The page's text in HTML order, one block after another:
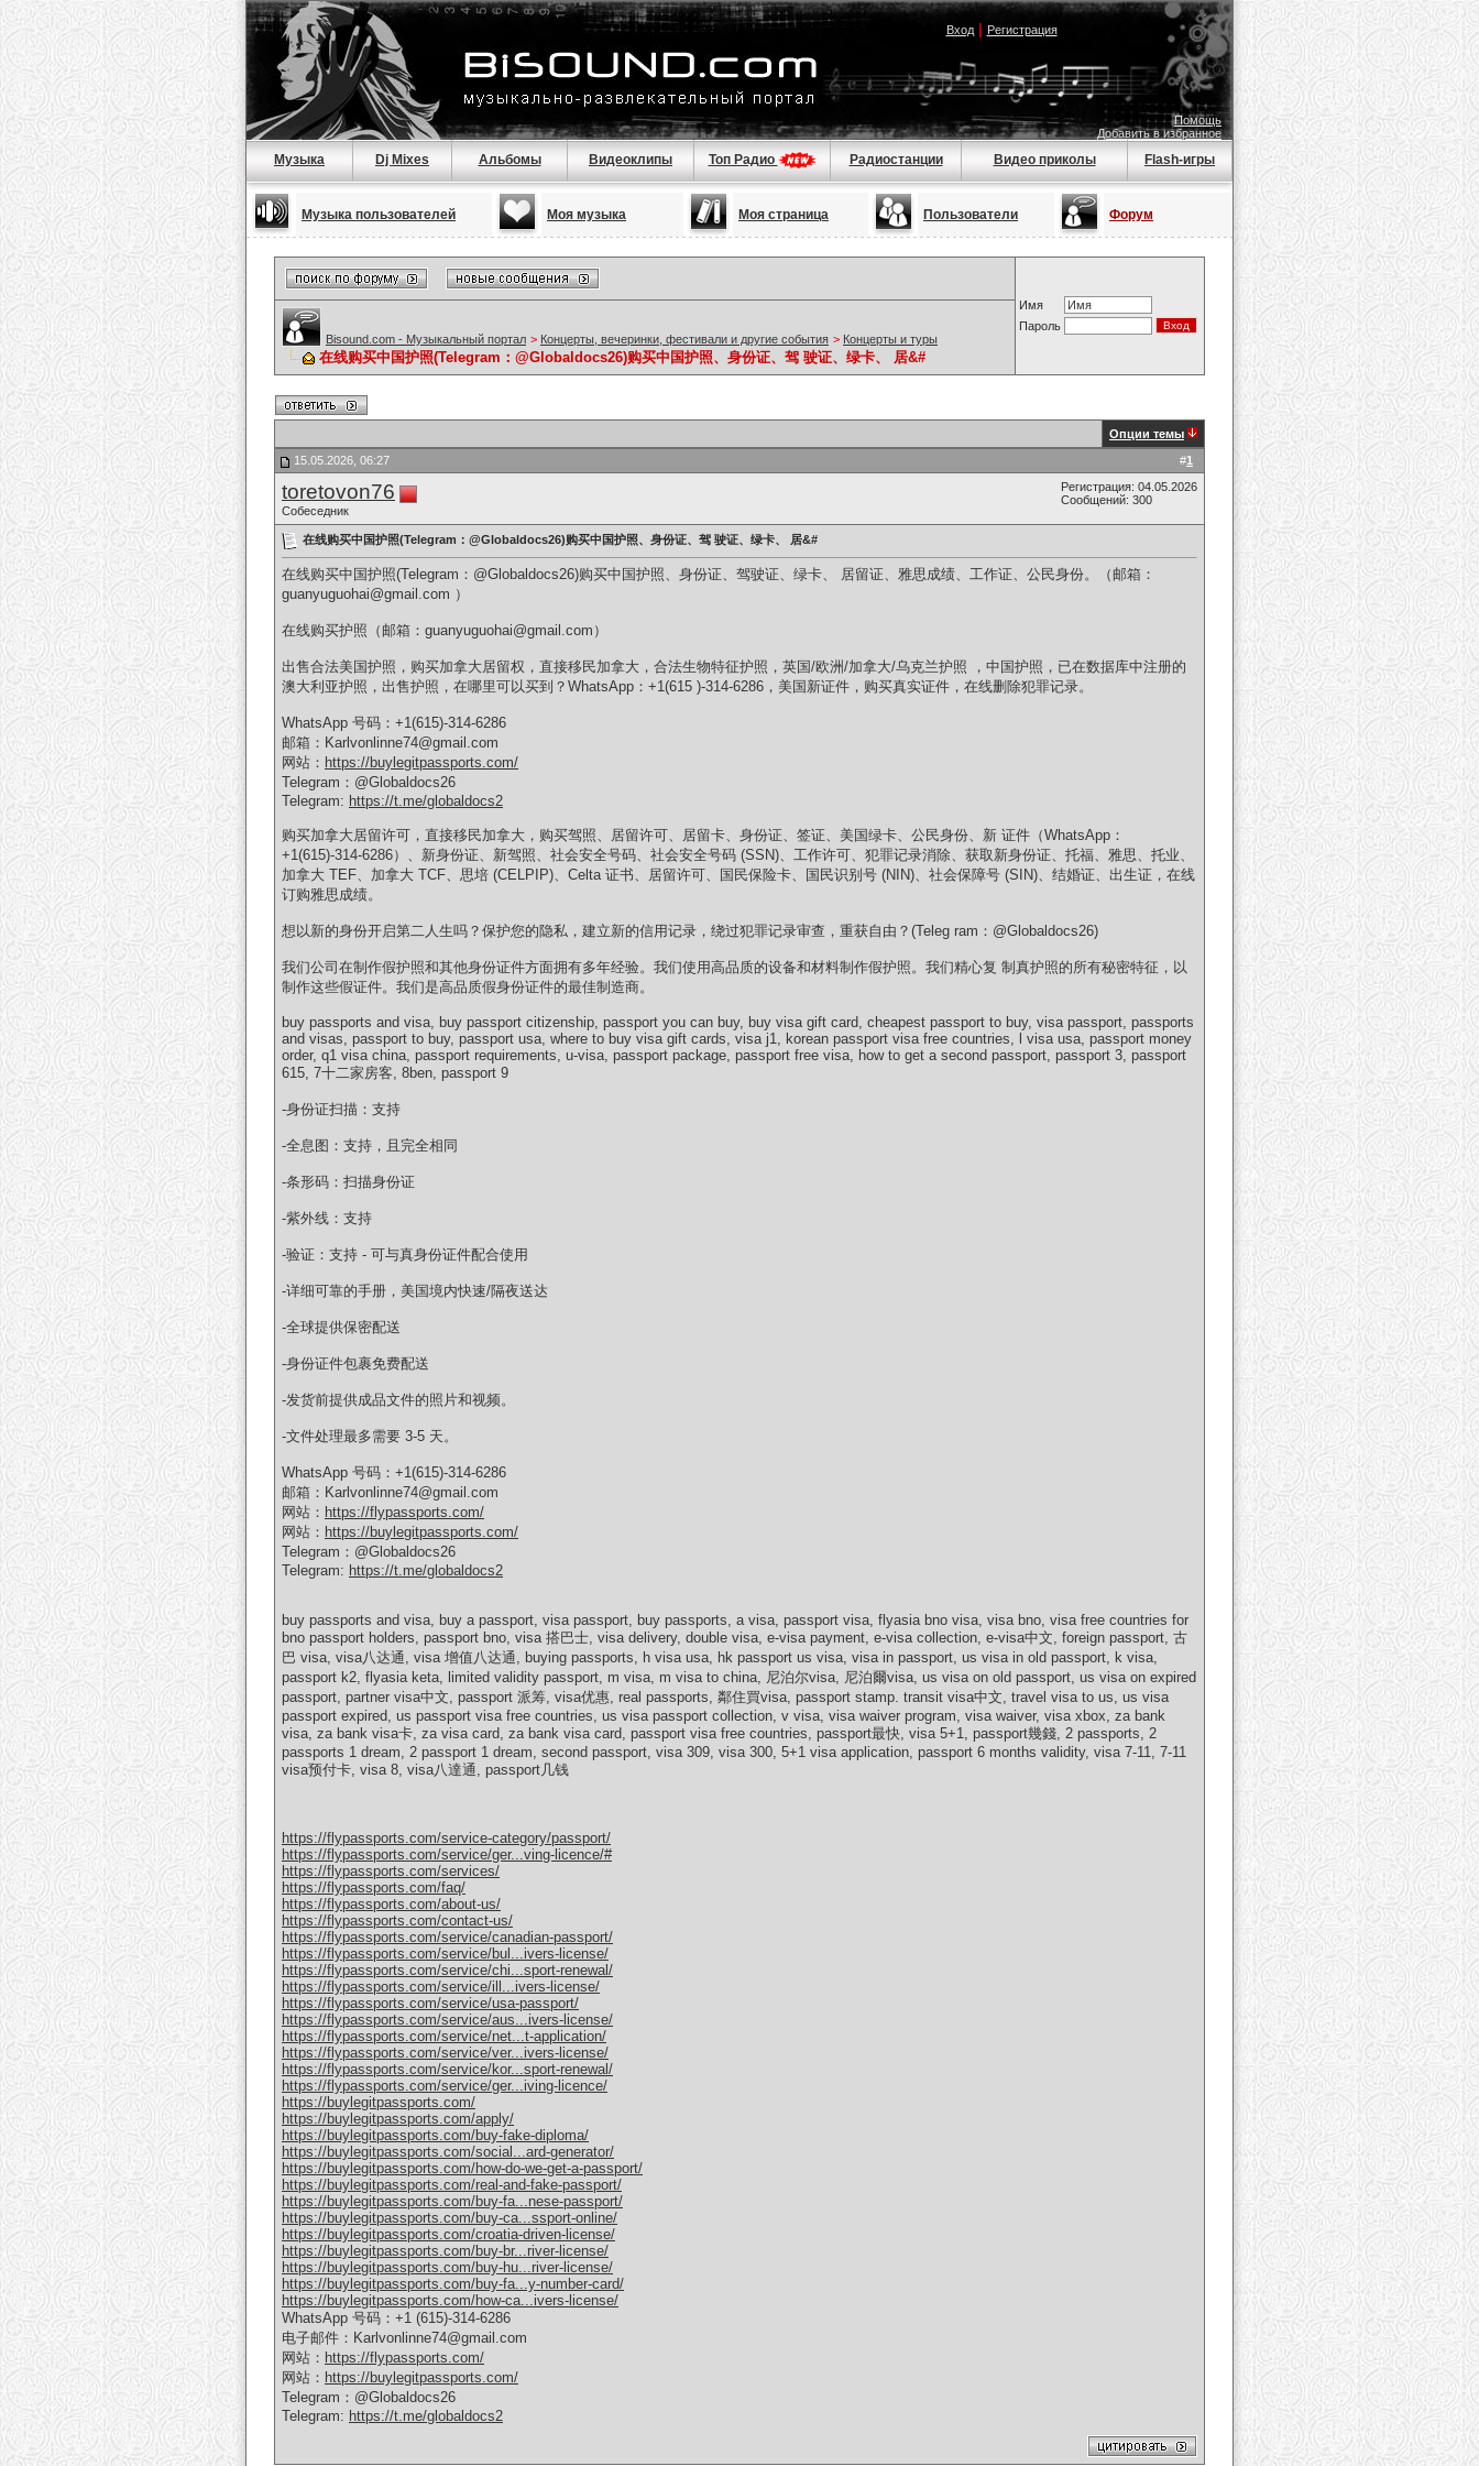
Вход| Регистрация
Помощь
Добавить в избранное
Музыка Dj Mixes Альбомы Видеоклипы Топ Радио Радиостанции Видео приколы Flash-игры
Музыка пользователей Моя музыка Моя страница Пользователи Форум
Имя
Пароль
Bisound.com - Музыкальный портал > Концерты, вечеринки, фестивали и другие события > Концерты и туры
在线购买中国护照(Telegram：@Globaldocs26)购买中国护照、身份证、驾 驶证、绿卡、 居&#
Опции темы
#1
15.05.2026, 06:27
toretovon76
Собеседник
Регистрация: 04.05.2026
Сообщений: 300
在线购买中国护照(Telegram：@Globaldocs26)购买中国护照、身份证、驾 驶证、绿卡、 居&#
在线购买中国护照(Telegram：@Globaldocs26)购买中国护照、身份证、驾驶证、绿卡、 居留证、雅思成绩、工作证、公民身份。（邮箱：
guanyuguohai@gmail.com ）
在线购买护照（邮箱：guanyuguohai@gmail.com）
出售合法美国护照，购买加拿大居留权，直接移民加拿大，合法生物特征护照，英国/欧洲/加拿大/乌克兰护照 ，中国护照，已在数据库中注册的
澳大利亚护照，出售护照，在哪里可以买到？WhatsApp：+1(615 )-314-6286，美国新证件，购买真实证件，在线删除犯罪记录。
WhatsApp 号码：+1(615)-314-6286
邮箱：Karlvonlinne74@gmail.com
网站： https://buylegitpassports.com/
Telegram：@Globaldocs26
Telegram: https://t.me/globaldocs2
购买加拿大居留许可，直接移民加拿大，购买驾照、居留许可、居留卡、身份证、签证、美国绿卡、公民身份、新 证件（WhatsApp：
+1(615)-314-6286）、新身份证、新驾照、社会安全号码、社会安全号码 (SSN)、工作许可、犯罪记录消除、获取新身份证、托福、雅思、托业、
加拿大 TEF、加拿大 TCF、思培 (CELPIP)、Celta 证书、居留许可、国民保险卡、国民识别号 (NIN)、社会保障号 (SIN)、结婚证、出生证，在线
订购雅思成绩。
想以新的身份开启第二人生吗？保护您的隐私，建立新的信用记录，绕过犯罪记录审查，重获自由？(Teleg ram：@Globaldocs26)
我们公司在制作假护照和其他身份证件方面拥有多年经验。我们使用高品质的设备和材料制作假护照。我们精心复 制真护照的所有秘密特征，以
制作这些假证件。我们是高品质假身份证件的最佳制造商。
buy passports and visa, buy passport citizenship, passport you can buy, buy visa gift card, cheapest passport to buy, visa passport, passports
and visas, passport to buy, passport usa, where to buy visa gift cards, visa j1, korean passport visa free countries, l visa usa, passport money
order, q1 visa china, passport requirements, u-visa, passport package, passport free visa, how to get a second passport, passport 3, passport
615, 7十二家房客, 8ben, passport 9
-身份证扫描：支持
-全息图：支持，且完全相同
-条形码：扫描身份证
-紫外线：支持
-验证：支持 - 可与真身份证件配合使用
-详细可靠的手册，美国境内快速/隔夜送达
-全球提供保密配送
-身份证件包裹免费配送
-发货前提供成品文件的照片和视频。
-文件处理最多需要 3-5 天。
WhatsApp 号码：+1(615)-314-6286
邮箱：Karlvonlinne74@gmail.com
网站： https://flypassports.com/
网站： https://buylegitpassports.com/
Telegram：@Globaldocs26
Telegram: https://t.me/globaldocs2
buy passports and visa, buy a passport, visa passport, buy passports, a visa, passport visa, flyasia bno visa, visa bno, visa free countries for
bno passport holders, passport bno, visa 搭巴士, visa delivery, double visa, e-visa payment, e-visa collection, e-visa中文, foreign passport, 古
巴 visa, visa八达通, visa 增值八达通, buying passports, h visa usa, hk passport us visa, visa in passport, us visa in old passport, k visa,
passport k2, flyasia keta, limited validity passport, m visa, m visa to china, 尼泊尔visa, 尼泊爾visa, us visa on old passport, us visa on expired
passport, partner visa中文, passport 派筹, visa优惠, real passports, 鄰住買visa, passport stamp. transit visa中文, travel visa to us, us visa
passport expired, us passport visa free countries, us visa passport collection, v visa, visa waiver program, visa waiver, visa xbox, za bank
visa, za bank visa卡, za visa card, za bank visa card, passport visa free countries, passport最快, visa 5+1, passport幾錢, 2 passports, 2
passports 1 dream, 2 passport 1 dream, second passport, visa 309, visa 300, 5+1 visa application, passport 6 months validity, visa 7-11, 7-11
visa预付卡, visa 8, visa八達通, passport几钱
https://flypassports.com/service-category/passport/
https://flypassports.com/service/ger...ving-licence/#
https://flypassports.com/services/
https://flypassports.com/faq/
https://flypassports.com/about-us/
https://flypassports.com/contact-us/
https://flypassports.com/service/canadian-passport/
https://flypassports.com/service/bul...ivers-license/
https://flypassports.com/service/chi...sport-renewal/
https://flypassports.com/service/ill...ivers-license/
https://flypassports.com/service/usa-passport/
https://flypassports.com/service/aus...ivers-license/
https://flypassports.com/service/net...t-application/
https://flypassports.com/service/ver...ivers-license/
https://flypassports.com/service/kor...sport-renewal/
https://flypassports.com/service/ger...iving-licence/
https://buylegitpassports.com/
https://buylegitpassports.com/apply/
https://buylegitpassports.com/buy-fake-diploma/
https://buylegitpassports.com/social...ard-generator/
https://buylegitpassports.com/how-do-we-get-a-passport/
https://buylegitpassports.com/real-and-fake-passport/
https://buylegitpassports.com/buy-fa...nese-passport/
https://buylegitpassports.com/buy-ca...ssport-online/
https://buylegitpassports.com/croatia-driven-license/
https://buylegitpassports.com/buy-br...river-license/
https://buylegitpassports.com/buy-hu...river-license/
https://buylegitpassports.com/buy-fa...y-number-card/
https://buylegitpassports.com/how-ca...ivers-license/
WhatsApp 号码：+1 (615)-314-6286
电子邮件：Karlvonlinne74@gmail.com
网站： https://flypassports.com/
网站： https://buylegitpassports.com/
Telegram：@Globaldocs26
Telegram: https://t.me/globaldocs2